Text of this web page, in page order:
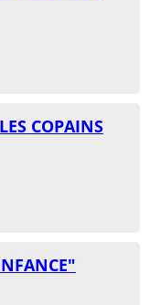
COPAINS